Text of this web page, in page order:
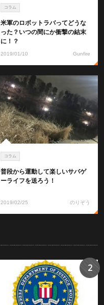
コラム
米軍のロボットラバってどうな
った？いつの間にか衝撃の結末
に！？
2019/01/10 Gunfire
コラム
普段から運動して楽しいサバゲ
ーライフを送ろう！
2019/02/25 のりぞう
2